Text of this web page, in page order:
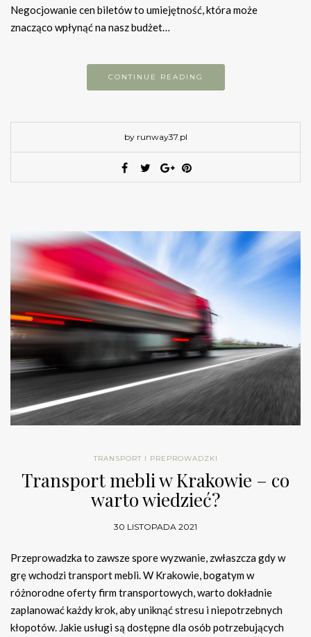
Negocjowanie cen biletów to umiejętność, która może
znacząco wpłynąć na nasz budżet…
CONTINUE READING
by runway37.pl
TRANSPORT I PREPROWADZKI
Transport mebli w Krakowie – co
warto wiedzieć?
30 LISTOPADA 2021
Przeprowadzka to zawsze spore wyzwanie, zwłaszcza gdy w
grę wchodzi transport mebli. W Krakowie, bogatym w
różnorodne oferty firm transportowych, warto dokładnie
zaplanować każdy krok, aby uniknąć stresu i niepotrzebnych
kłopotów. Jakie usługi są dostępne dla osób potrzebujących